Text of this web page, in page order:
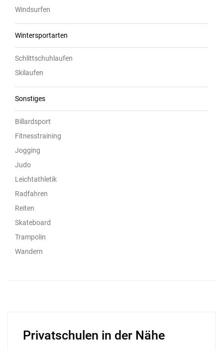
Windsurfen
Wintersportarten
Schlittschuhlaufen
Skilaufen
Sonstiges
Billardsport
Fitnesstraining
Jogging
Judo
Leichtathletik
Radfahren
Reiten
Skateboard
Trampolin
Wandern
Privatschulen in der Nähe